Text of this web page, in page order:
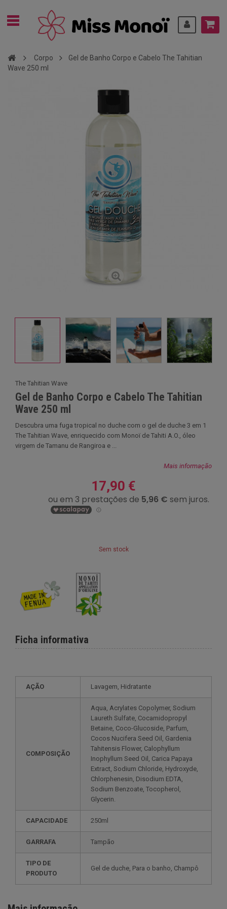
Corpo
Gel de Banho Corpo e Cabelo The Tahitian
Wave 250 ml
The Tahitian Wave
Gel de Banho Corpo e Cabelo The Tahitian
Wave 250 ml
Descubra uma fuga tropical no duche com o gel de duche 3 em 1
The Tahitian Wave, enriquecido com Monoï de Tahiti A.O., óleo
virgem de Tamanu de Rangiroa e ...
Mais informação
17,90 €
Sem stock
Ficha informativa
AÇÃO Lavagem, Hidratante
COMPOSIÇÃO
Aqua, Acrylates Copolymer, Sodium
Laureth Sulfate, Cocamidopropyl
Betaine, Coco-Glucoside, Parfum,
Cocos Nucifera Seed Oil, Gardenia
Tahitensis Flower, Calophyllum
Inophyllum Seed Oil, Carica Papaya
Extract, Sodium Chloride, Hydroxyde,
Chlorphenesin, Disodium EDTA,
Sodium Benzoate, Tocopherol,
Glycerin.
CAPACIDADE 250ml
GARRAFA Tampão
TIPO DE
PRODUTO
Gel de duche, Para o banho, Champô